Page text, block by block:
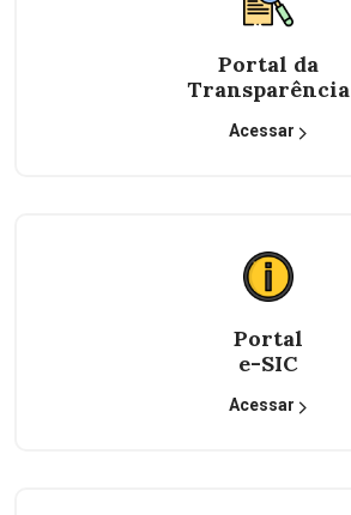
Portal da
Transparência
Acessar
Portal
e-SIC
Acessar